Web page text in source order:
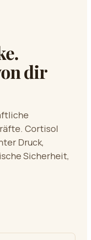
dir
Cortisol
Druck,
Sicherheit,